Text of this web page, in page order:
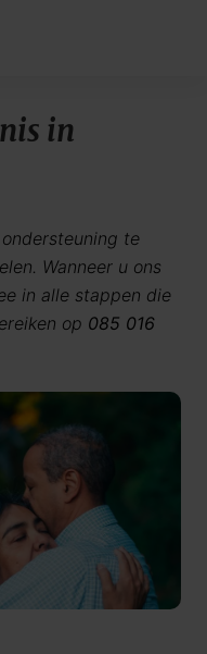
in
te
Wanneer u ons
in alle stappen die
op 085 016